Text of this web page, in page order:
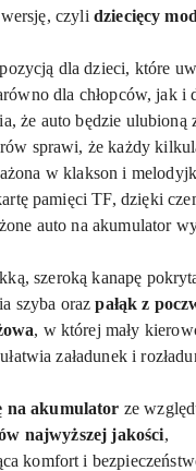
czyli dziecięcy
dla dzieci, które
dla chłopców, jak i
że auto będzie
sprawi, że każdy
w klakson i
pamięciTF, dzięki
auto na akumulator
szeroką kanapę
szyba oraz pałąk z
, w której mały
załadunek i
na akumulator ze
najwyższej jakości,
komfort i